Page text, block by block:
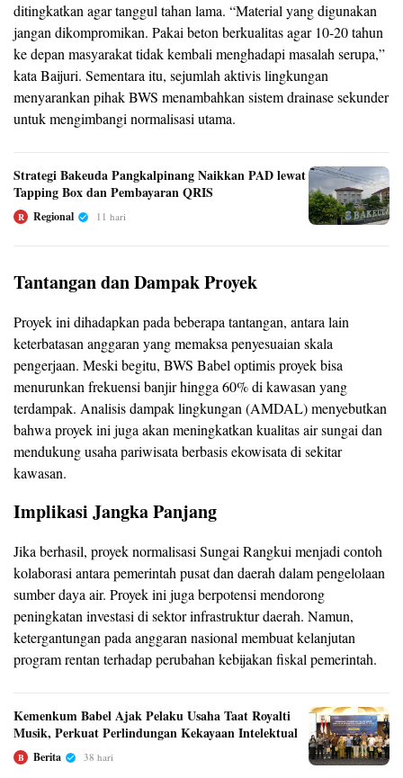
ditingkatkan agar tanggul tahan lama. “Material yang digunakan
jangan dikompromikan. Pakai beton berkualitas agar 10-20 tahun
ke depan masyarakat tidak kembali menghadapi masalah serupa,”
kata Baijuri. Sementara itu, sejumlah aktivis lingkungan
menyarankan pihak BWS menambahkan sistem drainase sekunder
untuk mengimbangi normalisasi utama.
Strategi Bakeuda Pangkalpinang Naikkan PAD lewat
Tapping Box dan Pembayaran QRIS
R Regional 11 hari
Tantangan dan Dampak Proyek
Proyek ini dihadapkan pada beberapa tantangan, antara lain
keterbatasan anggaran yang memaksa penyesuaian skala
pengerjaan. Meski begitu, BWS Babel optimis proyek bisa
menurunkan frekuensi banjir hingga 60% di kawasan yang
terdampak. Analisis dampak lingkungan (AMDAL) menyebutkan
bahwa proyek ini juga akan meningkatkan kualitas air sungai dan
mendukung usaha pariwisata berbasis ekowisata di sekitar
kawasan.
Implikasi Jangka Panjang
Jika berhasil, proyek normalisasi Sungai Rangkui menjadi contoh
kolaborasi antara pemerintah pusat dan daerah dalam pengelolaan
sumber daya air. Proyek ini juga berpotensi mendorong
peningkatan investasi di sektor infrastruktur daerah. Namun,
ketergantungan pada anggaran nasional membuat kelanjutan
program rentan terhadap perubahan kebijakan fiskal pemerintah.
Kemenkum Babel Ajak Pelaku Usaha Taat Royalti
Musik, Perkuat Perlindungan Kekayaan Intelektual
B Berita 38 hari